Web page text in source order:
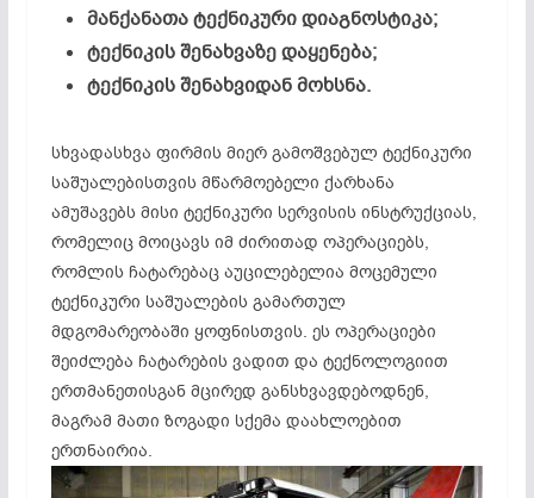
მანქანათა ტექნიკური დიაგნოსტიკა;
ტექნიკის შენახვაზე დაყენება;
ტექნიკის შენახვიდან მოხსნა.
სხვადასხვა ფირმის მიერ გამოშვებულ ტექნიკური
საშუალებისთვის მწარმოებელი ქარხანა
ამუშავებს მისი ტექნიკური სერვისის ინსტრუქციას,
რომელიც მოიცავს იმ ძირითად ოპერაციებს,
რომლის ჩატარებაც აუცილებელია მოცემული
ტექნიკური საშუალების გამართულ
მდგომარეობაში ყოფნისთვის. ეს ოპერაციები
შეიძლება ჩატარების ვადით და ტექნოლოგიით
ერთმანეთისგან მცირედ განსხვავდებოდნენ,
მაგრამ მათი ზოგადი სქემა დაახლოებით
ერთნაირია.